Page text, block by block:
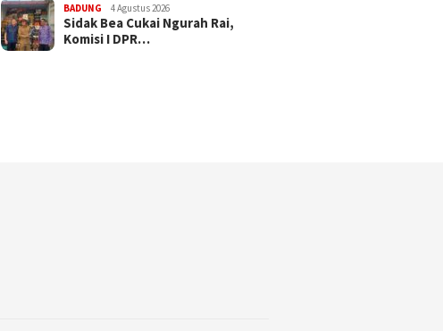
BADUNG 4 Agustus 2026
Sidak Bea Cukai Ngurah Rai,
Komisi I DPR…